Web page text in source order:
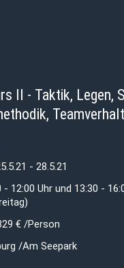
II - Taktik, Legen,
- 28.5.21
12:00 Uhr und 13:30 -
€ /Person
/Am Seepark